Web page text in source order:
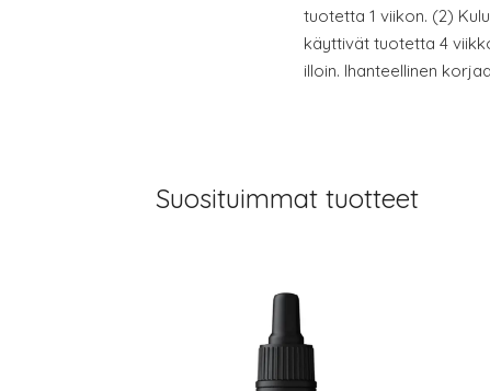
tuotetta 1 viikon. (2)
käyttivät tuotetta 4
illoin. Ihanteellinen
Suosituimmat tuotteet